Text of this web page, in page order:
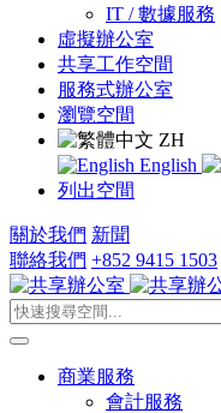
IT / 數據服務
虛擬辦公室
共享工作空間
服務式辦公室
瀏覽空間
ZH
English
列出空間
關於我們 新聞
聯絡我們 +852 9415 1503
商業服務
會計服務